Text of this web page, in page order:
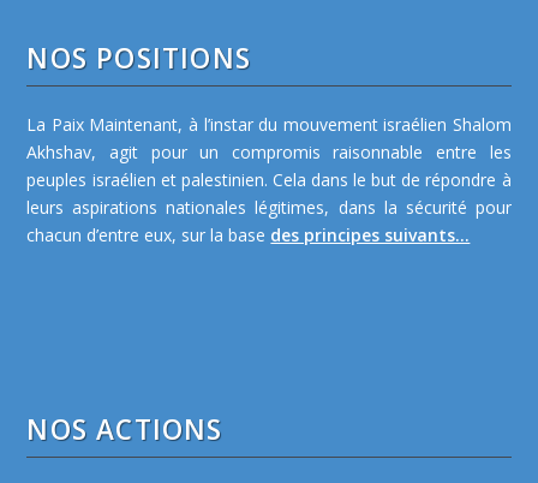
NOS POSITIONS
La Paix Maintenant, à l’instar du mouvement israélien Shalom
Akhshav, agit pour un compromis raisonnable entre les
peuples israélien et palestinien. Cela dans le but de répondre à
leurs aspirations nationales légitimes, dans la sécurité pour
chacun d’entre eux, sur la base des principes suivants...
NOS ACTIONS